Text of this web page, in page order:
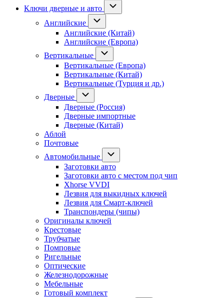
Ключи дверные и авто
Английские
Английские (Китай)
Английские (Европа)
Вертикальные
Вертикальные (Европа)
Вертикальные (Китай)
Вертикальные (Турция и др.)
Дверные
Дверные (Россия)
Дверные импортные
Дверные (Китай)
Аблой
Почтовые
Автомобильные
Заготовки авто
Заготовки авто с местом под чип
Xhorse VVDI
Лезвия для выкидных ключей
Лезвия для Смарт-ключей
Транспондеры (чипы)
Оригиналы ключей
Крестовые
Трубчатые
Помповые
Ригельные
Оптические
Железнодорожные
Мебельные
Готовый комплект